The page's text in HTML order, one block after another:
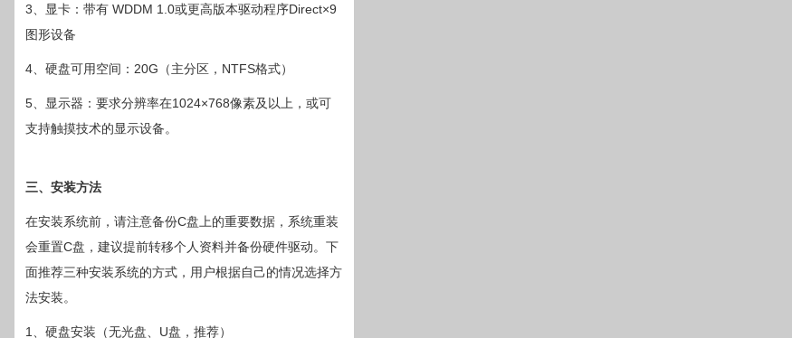
3、显卡：带有 WDDM 1.0或更高版本驱动程序Direct×9
图形设备
4、硬盘可用空间：20G（主分区，NTFS格式）
5、显示器：要求分辨率在1024×768像素及以上，或可
支持触摸技术的显示设备。
三、安装方法
在安装系统前，请注意备份C盘上的重要数据，系统重装
会重置C盘，建议提前转移个人资料并备份硬件驱动。下
面推荐三种安装系统的方式，用户根据自己的情况选择方
法安装。
1、硬盘安装（无光盘、U盘，推荐）